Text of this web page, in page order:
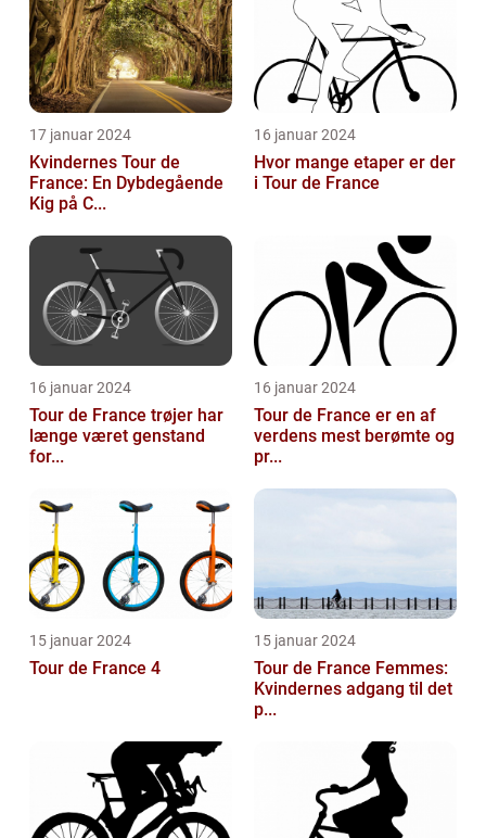
17 januar 2024
Kvindernes Tour de
France: En Dybdegående
Kig på C...
16 januar 2024
Hvor mange etaper er der
i Tour de France
16 januar 2024
Tour de France trøjer har
længe været genstand
for...
16 januar 2024
Tour de France er en af
verdens mest berømte og
pr...
15 januar 2024
Tour de France 4
15 januar 2024
Tour de France Femmes:
Kvindernes adgang til det
p...